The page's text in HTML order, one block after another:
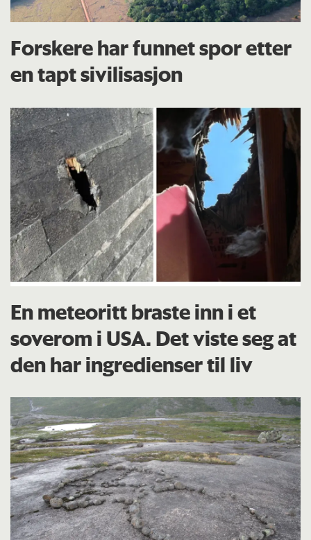
Forskere har funnet spor etter
en tapt sivilisasjon
En meteoritt braste inn i et
soverom i USA. Det viste seg at
den har ingredienser til liv